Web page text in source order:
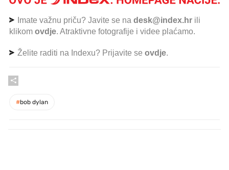
Imate važnu priču? Javite se na desk@index.hr ili
klikom ovdje. Atraktivne fotografije i videe plaćamo.
Želite raditi na Indexu? Prijavite se ovdje.
#bob dylan